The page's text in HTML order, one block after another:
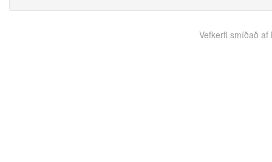
Vefkerfi smíðað